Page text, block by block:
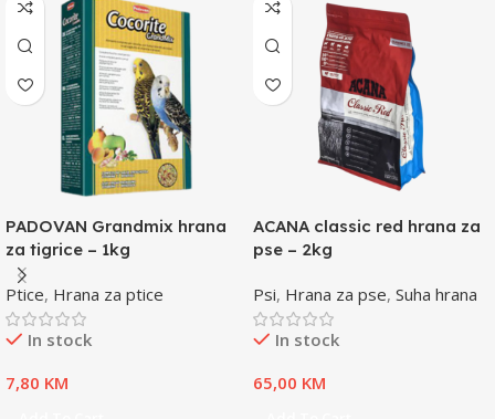
PADOVAN Grandmix hrana
za tigrice – 1kg
Ptice, Hrana za ptice
In stock
7,80 KM
ACANA classic red hrana za
pse – 2kg
Psi, Hrana za pse, Suha hrana
In stock
65,00 KM